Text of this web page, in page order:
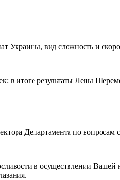
Украины, вид сложность и
в итоге результаты Лены
Департамента по
в осуществлении